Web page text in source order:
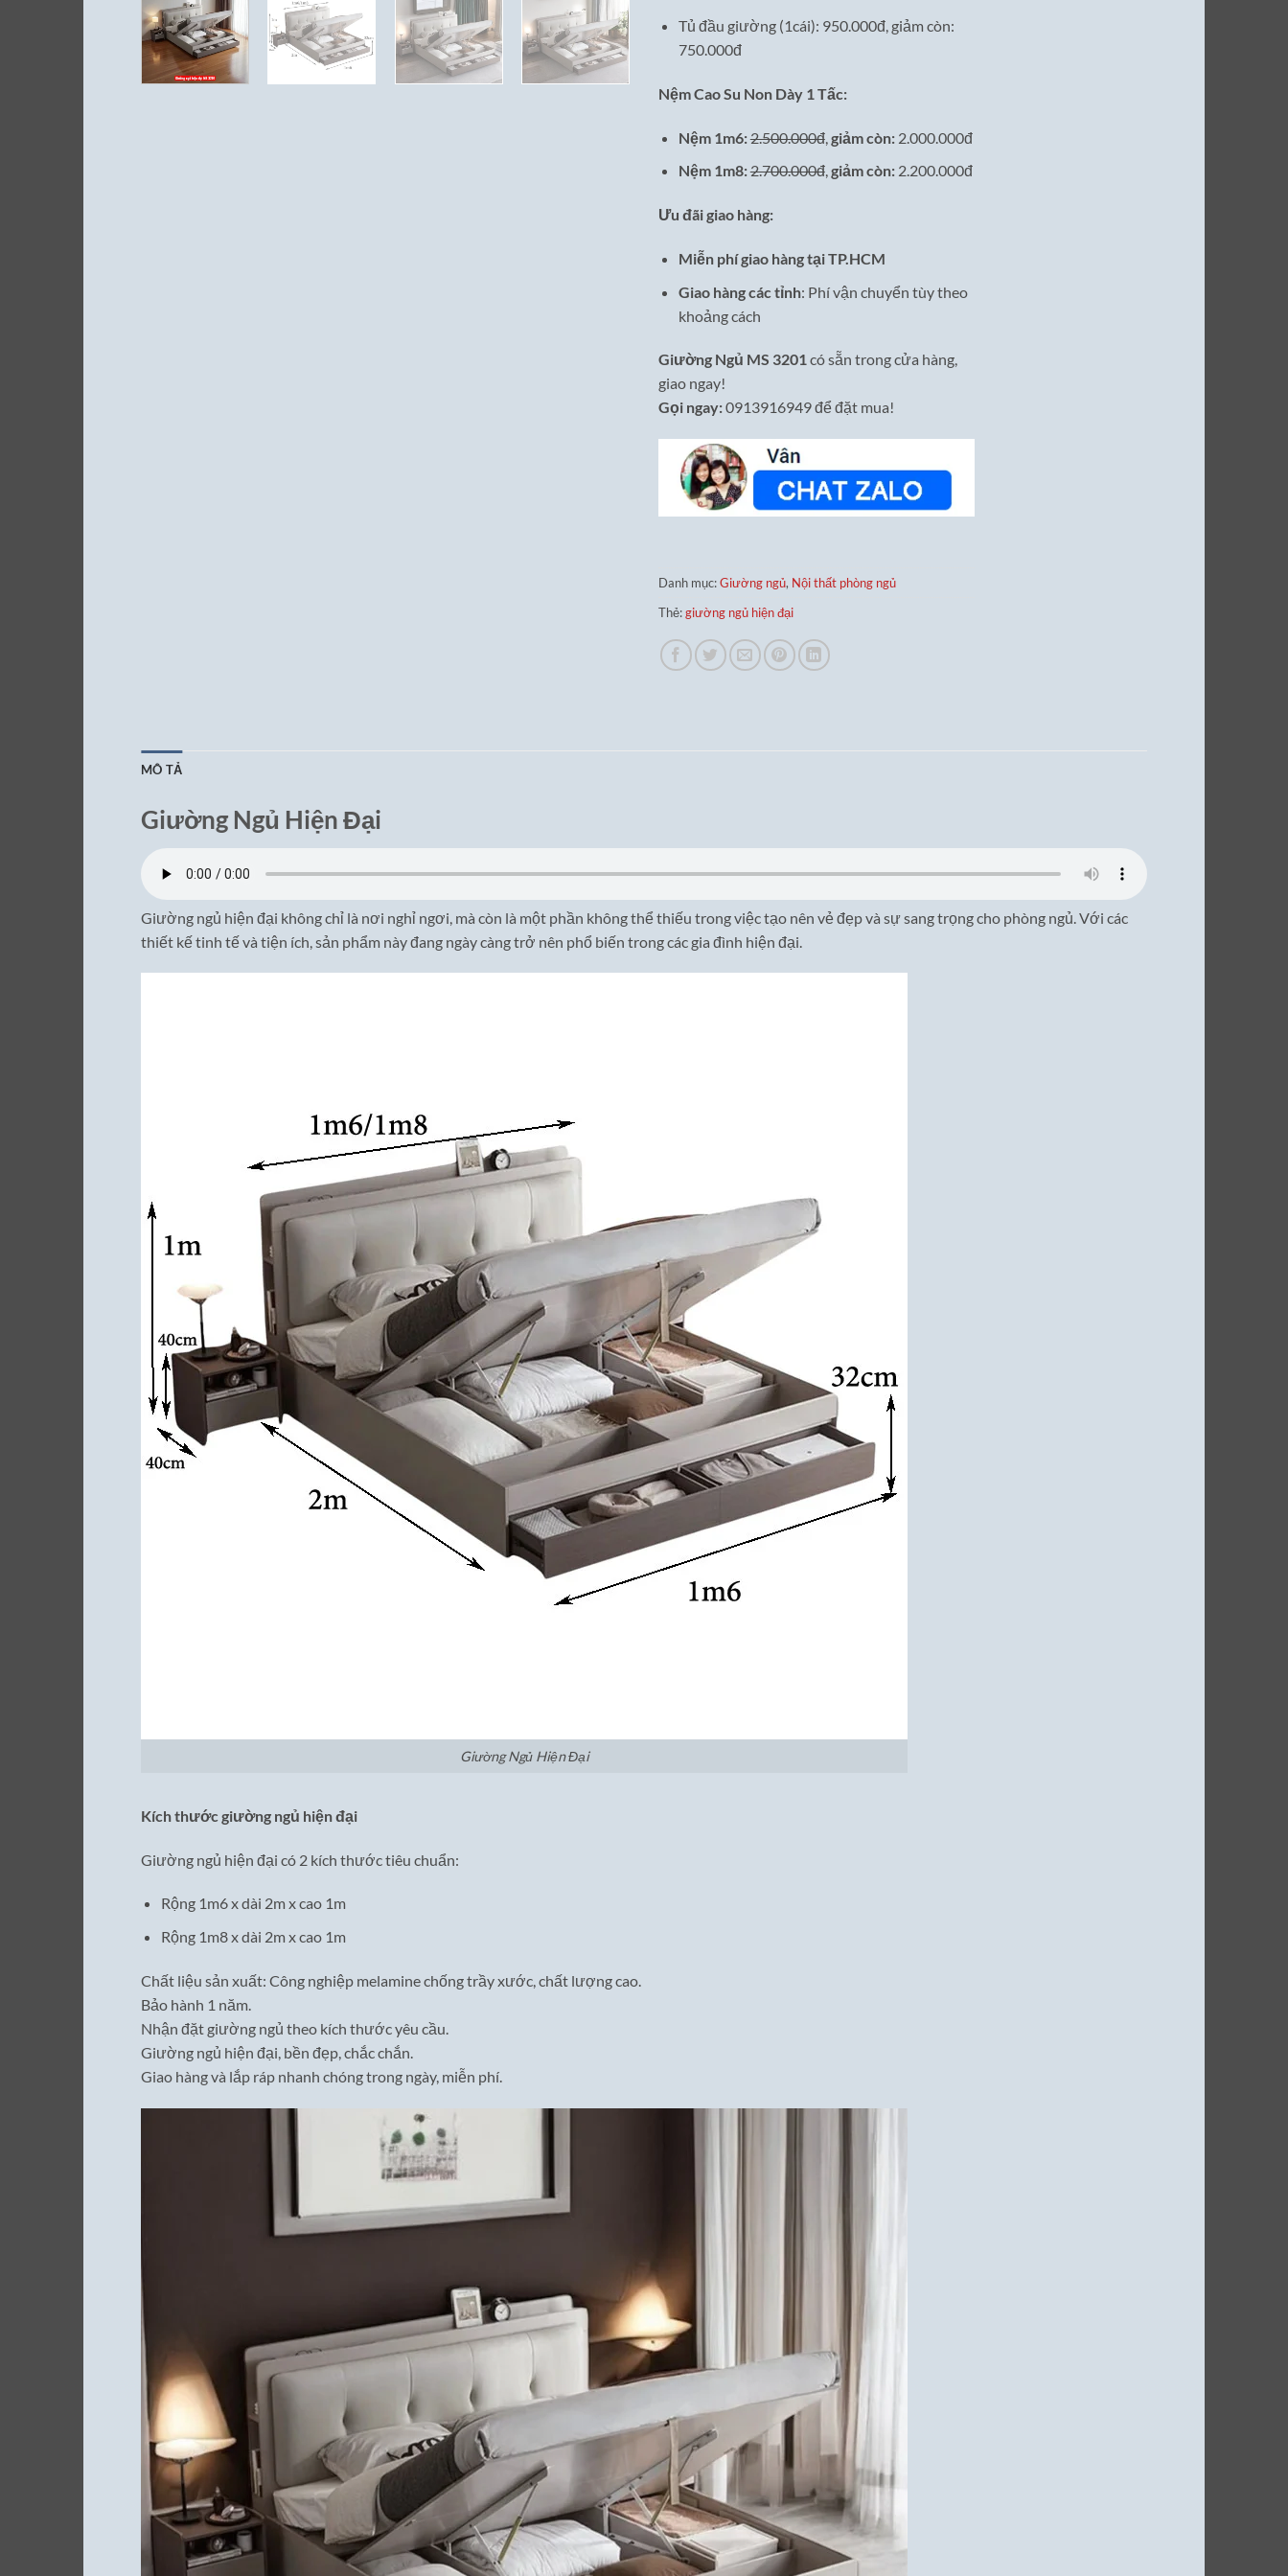
Tủ đầu giường (1cái): 950.000đ, giảm còn:
750.000đ
Nệm Cao Su Non Dày 1 Tấc:
Nệm 1m6:2.500.000đ, giảm còn:2.000.000đ
Nệm 1m8:2.700.000đ,giảm còn:2.200.000đ
Ưu đãi giao hàng:
Miễn phí giao hàng tại TP.HCM
Giao hàng các tỉnh: Phí vận chuyển tùy theo
khoảng cách
Giường Ngủ MS 3201có sẵn trong cửa hàng,
giao ngay!
Gọi ngay:0913916949 để đặt mua!
Danh mục:Giường ngủ, Nội thất phòng ngủ
Thẻ:giường ngủ hiện đại
MÔ TẢ
Giường Ngủ Hiện Đại
Giường ngủ hiện đại không chỉ là nơi nghỉ ngơi, mà còn là một phần không thể thiếu trong việc tạo nên vẻ đẹp và sự sang trọng cho phòng ngủ. Với các
thiết kế tinh tế và tiện ích, sản phẩm này đang ngày càng trở nên phổ biến trong các gia đình hiện đại.
Giường Ngủ Hiện Đại
Kích thước giường ngủ hiện đại
Giường ngủ hiện đại có 2 kích thước tiêu chuẩn:
Rộng 1m6 x dài 2m x cao 1m
Rộng 1m8 x dài 2m x cao 1m
Chất liệu sản xuất: Công nghiệp melamine chống trầy xước, chất lượng cao.
Bảo hành 1 năm.
Nhận đặt giường ngủ theo kích thước yêu cầu.
Giường ngủ hiện đại, bền đẹp, chắc chắn.
Giao hàng và lắp ráp nhanh chóng trong ngày, miễn phí.